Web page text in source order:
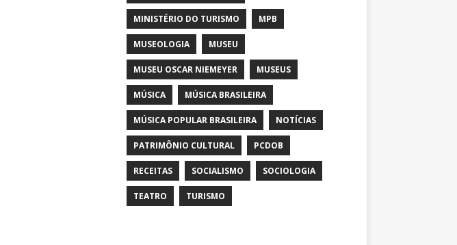
MINISTÉRIO DO TURISMO MPB
MUSEOLOGIA MUSEU
MUSEU OSCAR NIEMEYER MUSEUS
MÚSICA MÚSICA BRASILEIRA
MÚSICA POPULAR BRASILEIRA NOTÍCIAS
PATRIMÔNIO CULTURAL PCDOB
RECEITAS SOCIALISMO SOCIOLOGIA
TEATRO TURISMO